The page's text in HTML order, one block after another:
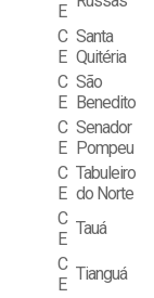
E
C
E
Santa
Quitéria
C
E
São
Benedito
C
E
Senador
Pompeu
C
E
Tabuleiro
do Norte
C
E
Tauá
C
E
Tianguá